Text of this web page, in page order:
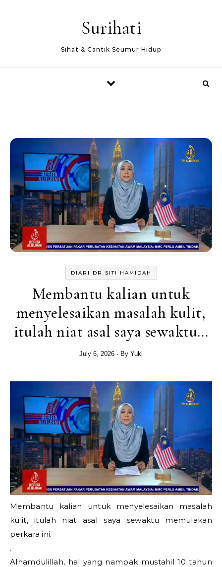
Surihati
Sihat & Cantik Seumur Hidup
DIARI DR SITI HAMIDAH
Membantu kalian untuk
menyelesaikan masalah kulit,
itulah niat asal saya sewaktu…
July 6, 2026 - By Yuki
Membantu kalian untuk menyelesaikan masalah
kulit, itulah niat asal saya sewaktu memulakan
perkara ini.
.
Alhamdulillah, hal yang nampak mustahil 10 tahun